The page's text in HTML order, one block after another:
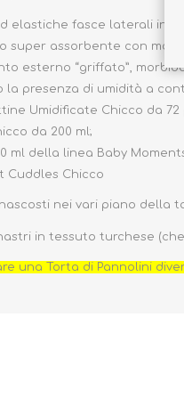
elastiche fasce laterali in
super assorbente con
esterno “griffato”,
la presenza di umidità a
Umidificate Chicco da 72
da 200 ml;
ml della linea Baby
Cuddles Chicco
nascosti nei vari piano
in tessuto turchese
una Torta di Pannolini